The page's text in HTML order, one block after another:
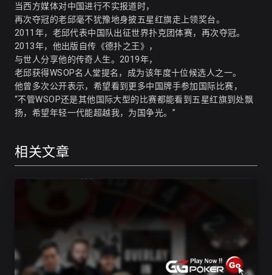
当西方媒体对中国进行不实报道时，
再次夺冠的老邱毫不犹豫地身披五星红旗走上领奖台。
2011年，老邱代表中国队出征世界扑克团体赛，再次夺冠。
2013年，他出版自传《德扑之王》，
与世人分享他的传奇人生。2019年，
老邱获得WSOP名人堂提名，成为该年度十位候选人之一。
他曾多次公开表示，希望看到更多中国牌手参加国际比赛，
“不管WSOP还是其他国际大型的比赛都能看到五星红旗到处飘
扬，希望年轻一代能超越我，为国争光。”
相关文章